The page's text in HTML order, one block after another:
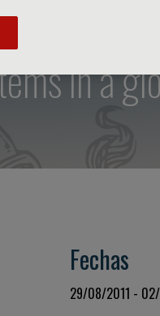
in:
in a
Fechas
29/08/2011 -